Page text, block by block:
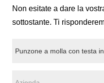
Non esitate a dare la
sottostante. Ti